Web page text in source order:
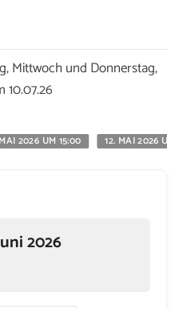
Mittwoch und Donnerstag,
10.07.26
2026 UM 15:00 12. MAI 2026 UM
2026